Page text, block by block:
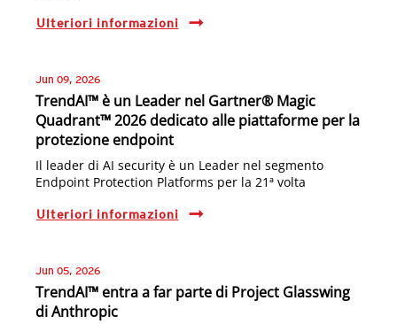
Ulteriori informazioni
Jun 09, 2026
TrendAI™ è un Leader nel Gartner® Magic
Quadrant™ 2026 dedicato alle piattaforme per la
protezione endpoint
Il leader di AI security è un Leader nel segmento
Endpoint Protection Platforms per la 21ª volta
Ulteriori informazioni
Jun 05, 2026
TrendAI™ entra a far parte di Project Glasswing
di Anthropic